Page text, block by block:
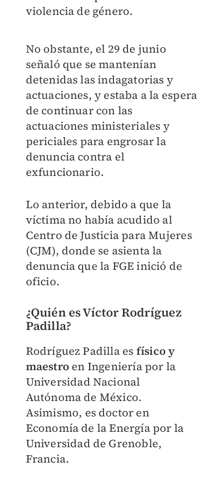
violencia de género.
No obstante, el 29 de junio
señaló que se mantenían
detenidas las indagatorias y
actuaciones, y estaba a la espera
de continuar con las
actuaciones ministeriales y
periciales para engrosar la
denuncia contra el
exfuncionario.
Lo anterior, debido a que la
víctima no había acudido al
Centro de Justicia para Mujeres
(CJM), donde se asienta la
denuncia que la FGE inició de
oficio.
¿Quién es Víctor Rodríguez
Padilla?
Rodríguez Padilla es físico y
maestro en Ingeniería por la
Universidad Nacional
Autónoma de México.
Asimismo, es doctor en
Economía de la Energía por la
Universidad de Grenoble,
Francia.